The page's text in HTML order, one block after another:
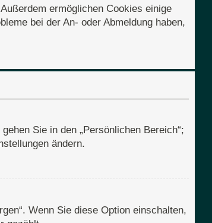
ermöglichen Cookies einige
bei der An- oder Abmeldung haben,
Sie in den „Persönlichen Bereich“;
ändern.
Wenn Sie diese Option einschalten,